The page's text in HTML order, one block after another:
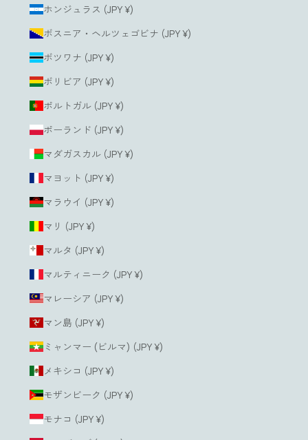
ホンジュラス (JPY ¥)
ボスニア・ヘルツェゴビナ (JPY ¥)
ボツワナ (JPY ¥)
ボリビア (JPY ¥)
ポルトガル (JPY ¥)
ポーランド (JPY ¥)
マダガスカル (JPY ¥)
マヨット (JPY ¥)
マラウイ (JPY ¥)
マリ (JPY ¥)
マルタ (JPY ¥)
マルティニーク (JPY ¥)
マレーシア (JPY ¥)
マン島 (JPY ¥)
ミャンマー (ビルマ) (JPY ¥)
メキシコ (JPY ¥)
モザンビーク (JPY ¥)
モナコ (JPY ¥)